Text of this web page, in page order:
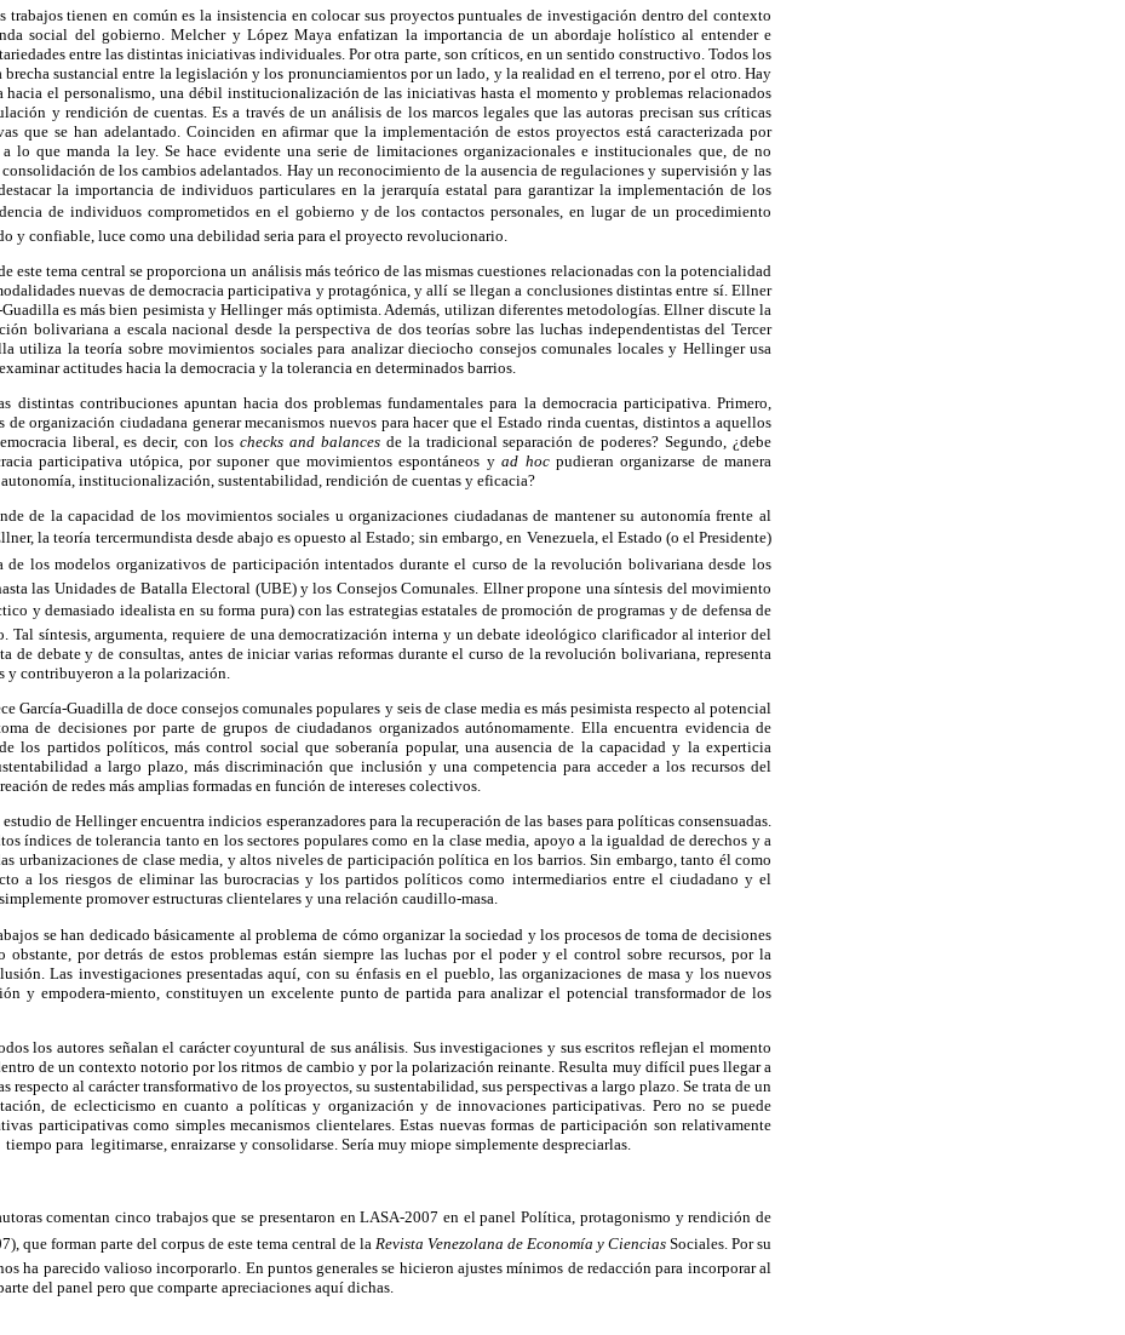
trabajos tienen en común es la insistencia en colocar sus proyectos puntuales de investigación dentro del contexto
social del gobierno. Melcher y López Maya enfatizan la importancia de un abordaje holístico al entender e
entre las distintas iniciativas individuales. Por otra parte, son críticos, en un sentido constructivo. Todos los
sustancial entre la legislación y los pronunciamientos por un lado, y la realidad en el terreno, por el otro. Hay
hacia el personalismo, una débil institucionalización de las iniciativas hasta el momento y problemas relacionados
y rendición de cuentas. Es a través de un análisis de los marcos legales que las autoras precisan sus críticas
que se han adelantado. Coinciden en afirmar que la implementación de estos proyectos está caracterizada por
a lo que manda la ley. Se hace evidente una serie de limitaciones organizacionales e institucionales que, de no
de los cambios adelantados. Hay un reconocimiento de la ausencia de regulaciones y supervisión y las
la importancia de individuos particulares en la jerarquía estatal para garantizar la implementación de los
de individuos comprometidos en el gobierno y de los contactos personales, en lugar de un procedimiento
y confiable, luce como una debilidad seria para el proyecto revolucionario.
este tema central se proporciona un análisis más teórico de las mismas cuestiones relacionadas con la potencialidad
nuevas de democracia participativa y protagónica, y allí se llegan a conclusiones distintas entre sí. Ellner
es más bien pesimista y Hellinger más optimista. Además, utilizan diferentes metodologías. Ellner discute la
bolivariana a escala nacional desde la perspectiva de dos teorías sobre las luchas independentistas del Tercer
utiliza la teoría sobre movimientos sociales para analizar dieciocho consejos comunales locales y Hellinger usa
actitudes hacia la democracia y la tolerancia en determinados barrios.
distintas contribuciones apuntan hacia dos problemas fundamentales para la democracia participativa. Primero,
de organización ciudadana generar mecanismos nuevos para hacer que el Estado rinda cuentas, distintos a aquellos
liberal, es decir, con loschecks and balancesde la tradicional separación de poderes? Segundo, ¿debe
participativa utópica, por suponer que movimientos espontáneos yad hocpudieran organizarse de manera
institucionalización, sustentabilidad, rendición de cuentas y eficacia?
de la capacidad de los movimientos sociales u organizaciones ciudadanas de mantener su autonomía frente al
la teoría tercermundista desde abajo es opuesto al Estado; sin embargo, en Venezuela, el Estado (o el Presidente)
los modelos organizativos de participación intentados durante el curso de la revolución bolivariana desde los
las Unidades de Batalla Electoral (UBE) y los Consejos Comunales. Ellner propone una síntesis del movimiento
y demasiado idealista en su forma pura) con las estrategias estatales de promoción de programas y de defensa de
Tal síntesis, argumenta, requiere de una democratización interna y un debate ideológico clarificador al interior del
de debate y de consultas, antes de iniciar varias reformas durante el curso de la revolución bolivariana, representa
y contribuyeron a la polarización.
García-Guadilla de doce consejos comunales populares y seis de clase media es más pesimista respecto al potencial
de decisiones por parte de grupos de ciudadanos organizados autónomamente. Ella encuentra evidencia de
los partidos políticos, más control social que soberanía popular, una ausencia de la capacidad y la experticia
a largo plazo, más discriminación que inclusión y una competencia para acceder a los recursos del
de redes más amplias formadas en función de intereses colectivos.
de Hellinger encuentra indicios esperanzadores para la recuperación de las bases para políticas consensuadas.
índices de tolerancia tanto en los sectores populares como en la clase media, apoyo a la igualdad de derechos y a
urbanizaciones de clase media, y altos niveles de participación política en los barrios. Sin embargo, tanto él como
a los riesgos de eliminar las burocracias y los partidos políticos como intermediarios entre el ciudadano y el
promover estructuras clientelares y una relación caudillo-masa.
se han dedicado básicamente al problema de cómo organizar la sociedad y los procesos de toma de decisiones
obstante, por detrás de estos problemas están siempre las luchas por el poder y el control sobre recursos, por la
Las investigaciones presentadas aquí, con su énfasis en el pueblo, las organizaciones de masa y los nuevos
y empodera-miento, constituyen un excelente punto de partida para analizar el potencial transformador de los
los autores señalan el carácter coyuntural de sus análisis. Sus investigaciones y sus escritos reflejan el momento
de un contexto notorio por los ritmos de cambio y por la polarización reinante. Resulta muy difícil pues llegar a
respecto al carácter transformativo de los proyectos, su sustentabilidad, sus perspectivas a largo plazo. Se trata de un
de eclecticismo en cuanto a políticas y organización y de innovaciones participativas. Pero no se puede
participativas como simples mecanismos clientelares. Estas nuevas formas de participación son relativamente
para legitimarse, enraizarse y consolidarse. Sería muy miope simplemente despreciarlas.
comentan cinco trabajos que se presentaron en LASA-2007 en el panel Política, protagonismo y rendición de
que forman parte del corpus de este tema central de la Revista Venezolana de Economía y Ciencias Sociales. Por su
ha parecido valioso incorporarlo. En puntos generales se hicieron ajustes mínimos de redacción para incorporar al
del panel pero que comparte apreciaciones aquí dichas.